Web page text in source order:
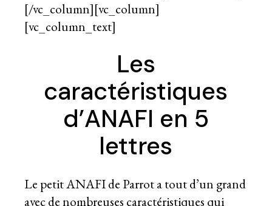
[/vc_column][vc_column]
[vc_column_text]
Les
caractéristiques
d’ANAFI en 5
lettres
Le petit ANAFI de Parrot a tout d’un grand
avec de nombreuses caractéristiques qui